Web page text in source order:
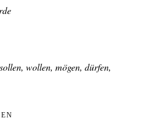
wollen, mögen, dürfen,